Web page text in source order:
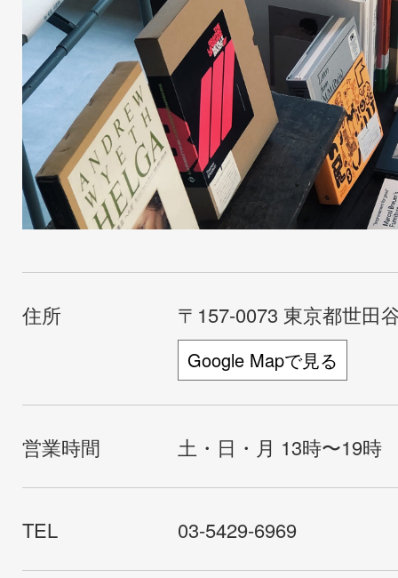
住所 〒157-0073 東京都世田
Google Mapで見る
営業時間 土・日・月 13時〜19時
TEL 03-5429-6969